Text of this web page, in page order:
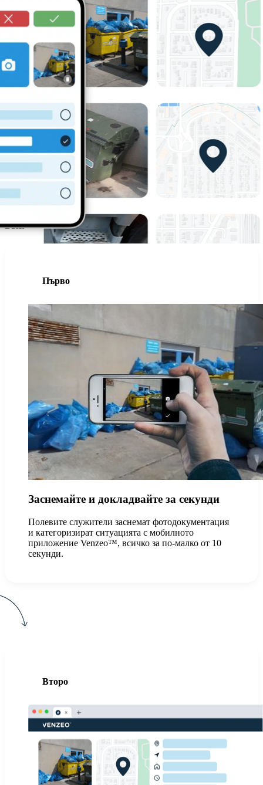
е едновременно мобилно и уеб приложение, предназначено за
процеси и защита на репутацията Ви. То оптимизира
служители и офис служителите. Докладите могат да се
Внедряването на Venzeo™ води до добре организирана база
споделяне и включва:
фотодокументация на всяка ситуация
категоризирани исторически данни за клиентите
времеви печати за записите
бележки, адреси и друга допълнителна информация
Venzeo™ Ви позволява да решавате ситуациите на терен по-
удовлетворение на всички страни.
Как работи Venzeo™?
Първо
Заснемайте и докладвайте за секунди
Полевите служители заснемат фотодокументация
и категоризират ситуацията с мобилното
приложение Venzeo™, всичко за по-малко от 10
секунди.
Второ